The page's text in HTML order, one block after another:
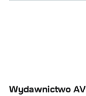
Wydawnictwo